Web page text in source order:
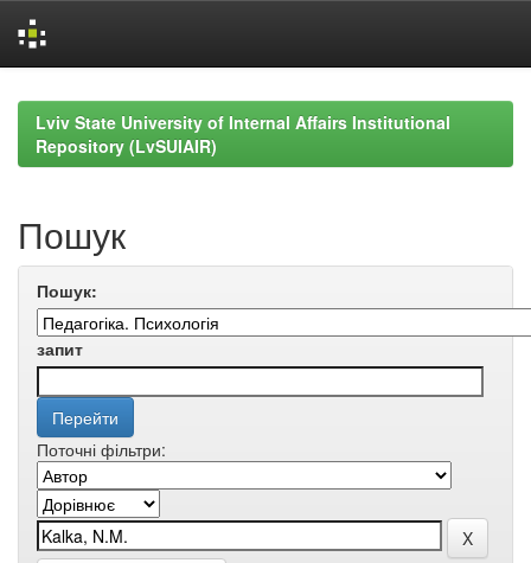
navigationLviv State University of Internal Affairs Institutional
Repository (LvSUIAIR)
Пошук
Пошук:
запит
Поточні фільтри: